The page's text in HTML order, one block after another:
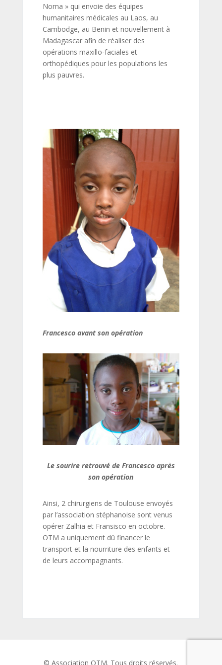
Noma » qui envoie des équipes
humanitaires médicales au Laos, au
Cambodge, au Benin et nouvellement à
Madagascar afin de réaliser des
opérations maxillo-faciales et
orthopédiques pour les populations les
plus pauvres.
Francesco avant son opération
Le sourire retrouvé de Francesco après
son opération
Ainsi, 2 chirurgiens de Toulouse envoyés
par l’association stéphanoise sont venus
opérer Zalhia et Fransisco en octobre.
OTM a uniquement dû financer le
transport et la nourriture des enfants et
de leurs accompagnants.
© Association OTM. Tous droits réservés.